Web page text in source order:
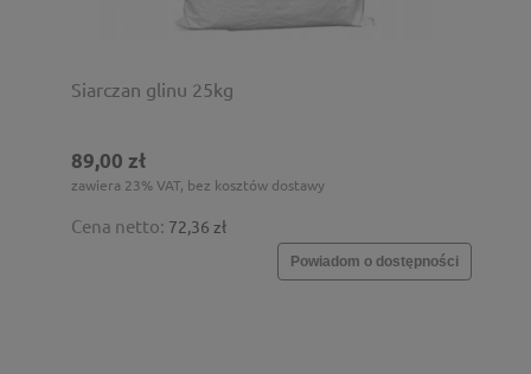
Siarczan glinu 25kg
89,00 zł
zawiera 23% VAT, bez kosztów dostawy
Cena netto: 72,36 zł
Powiadom o dostępności